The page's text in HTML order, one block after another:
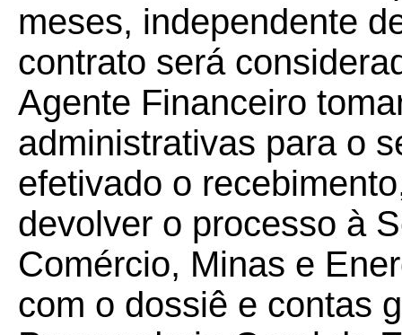
meses, independente
contrato será
Agente Financeiro
administrativas para o
efetivado o
devolver o processo à
Comércio, Minas e
com o dossiê e contas